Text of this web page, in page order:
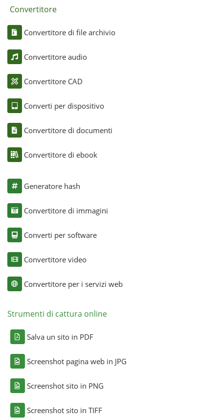
Convertitore
Convertitore di file archivio
Convertitore audio
Convertitore CAD
Converti per dispositivo
Convertitore di documenti
Convertitore di ebook
Generatore hash
Convertitore di immagini
Converti per software
Convertitore video
Convertitore per i servizi web
Strumenti di cattura online
Salva un sito in PDF
Screenshot pagina web in JPG
Screenshot sito in PNG
Screenshot sito in TIFF